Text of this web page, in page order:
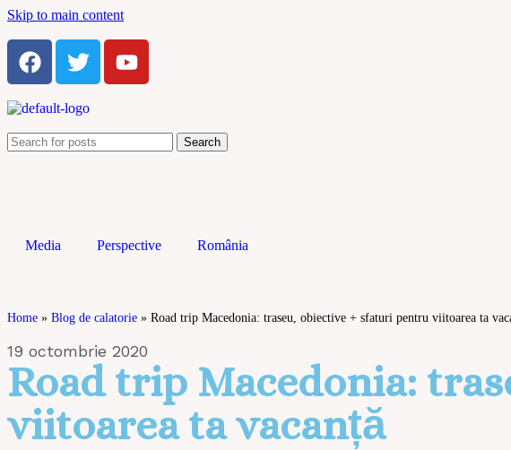
Skip to main content
Search
Media Perspective România
Home » Blog de calatorie » Road trip Macedonia: traseu, obiective + sfaturi pentru viitoarea ta
19 octombrie 2020
Road trip Macedonia:
viitoarea ta vacanță